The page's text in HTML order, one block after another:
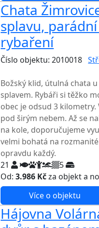
Chata
splavu,
rybaření
Číslo objektu: 2010018
Božský klid, útulná chata
splavem. Rybáři si těžko
obec je odsud 3
pod širým nebem. Až se
na kole, doporučujeme
velmi bohatá na
opravdu každý.
21
5
Od:3.986 Kčza objekt a
Více o objektu
Hájovna